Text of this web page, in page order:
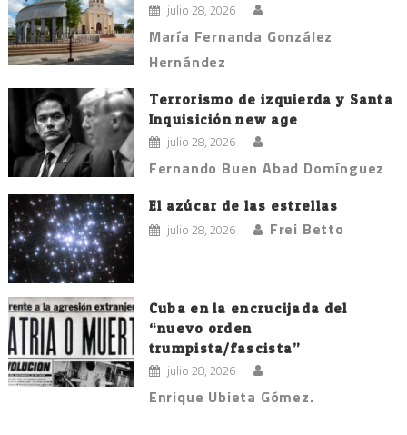
julio 28, 2026
María Fernanda González
Hernández
Terrorismo de izquierda y Santa
Inquisición new age
julio 28, 2026
Fernando Buen Abad Domínguez
El azúcar de las estrellas
julio 28, 2026 Frei Betto
Cuba en la encrucijada del
“nuevo orden
trumpista/fascista”
julio 28, 2026
Enrique Ubieta Gómez.